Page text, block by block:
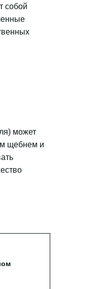
собой
может
щебнем и